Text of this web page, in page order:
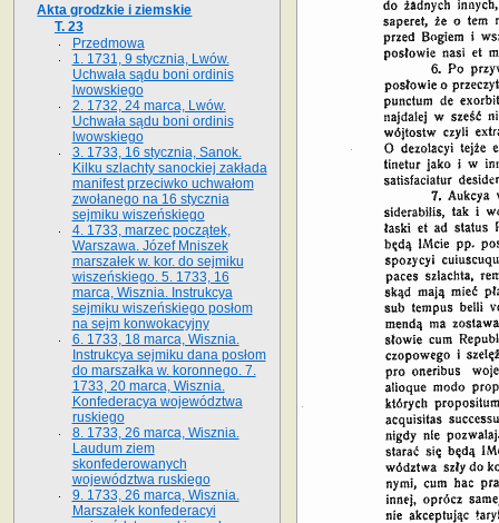
Akta grodzkie i ziemskie
T. 23
Przedmowa
1. 1731, 9 stycznia, Lwów.
Uchwała sądu boni ordinis
lwowskiego
2. 1732, 24 marca, Lwów.
Uchwała sądu boni ordinis
lwowskiego
3. 1733, 16 stycznia, Sanok.
Kilku szlachty sanockiej zakłada
manifest przeciwko uchwałom
zwołanego na 16 stycz­nia
sejmiku wiszeńskiego
4. 1733, marzec początek,
Warszawa. Józef Mniszek
marszałek w. kor. do sejmiku
wiszeńskiego. 5. 1733, 16
marca, Wisznia. Instrukcya
sejmiku wiszeńskiego posłom
na sejm konwokacyjny
6. 1733, 18 marca, Wisznia.
Instrukcya sejmiku dana posłom
do marszałka w. koronnego. 7.
1733, 20 marca, Wisznia.
Konfederacya województwa
ruskiego
8. 1733, 26 marca, Wisznia.
Laudum ziem
skonfederowanych
województwa ruskiego
9. 1733, 26 marca, Wisznia.
Marszałek konfederacyi